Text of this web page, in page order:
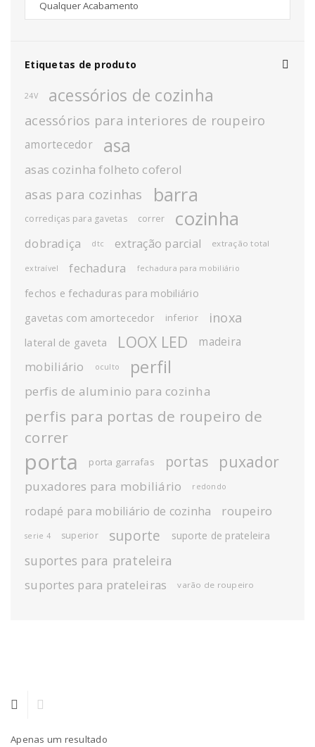
Etiquetas de produto
24V acessórios de cozinha
acessórios para interiores de roupeiro
amortecedor asa
asas cozinha folheto coferol
asas para cozinhas barra
corrediças para gavetas correr cozinha
dobradiça dtc extração parcial extração total
extraível fechadura fechadura para mobiliário
fechos e fechaduras para mobiliário
gavetas com amortecedor
inferior inoxa
lateral de gaveta LOOX LED madeira
mobiliário oculto perfil
perfis de aluminio para cozinha
perfis para portas de roupeiro de
correr
porta porta garrafas portas puxador
puxadores para mobiliário redondo
rodapé para mobiliário de cozinha roupeiro
serie 4 superior suporte suporte de prateleira
suportes para prateleira
suportes para prateleiras varão de roupeiro
Apenas um resultado